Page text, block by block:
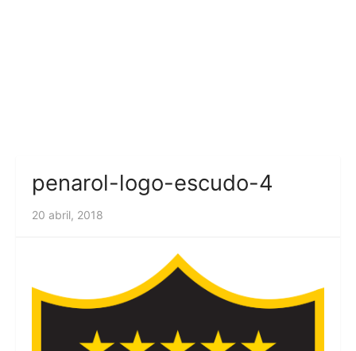
penarol-logo-escudo-4
20 abril, 2018